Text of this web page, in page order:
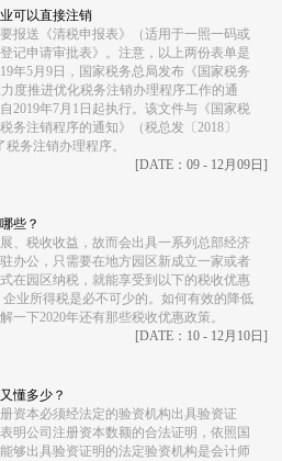
可以直接注销
报送《清税申报表》（适用于一照一码或
记申请审批表》。注意，以上两份表单是
年5月9日，国家税务总局发布《国家税务
度推进优化税务注销办理程序工作的通
2019年7月1日起执行。该文件与《国家税
务注销程序的通知》（税总发〔2018〕
务注销办理程序。
[DATE：09 - 12月09日]
些？
、税收收益，故而会出具一系列总部经济
办公，只需要在地方园区新成立一家或者
在园区纳税，就能享受到以下的税收优惠
业所得税是必不可少的。如何有效的降低
一下2020年还有那些税收优惠政策。
[DATE：10 - 12月10日]
懂多少？
资本必须经法定的验资机构出具验资证
明公司注册资本数额的合法证明，依照国
够出具验资证明的法定验资机构是会计师